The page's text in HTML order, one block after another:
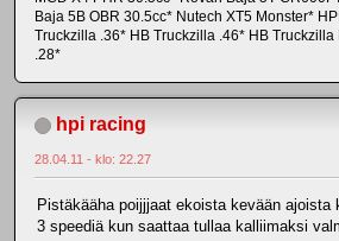
Baja 5B OBR 30.5cc* Nutech XT5 Monster*
Truckzilla .36* HB Truckzilla .46* HB
.28*
hpi racing
28.04.11 - klo: 22.27
Pistäkääha poijjjaat ekoista kevään ajoista
3 speediä kun saattaa tullaa kalliimaksi